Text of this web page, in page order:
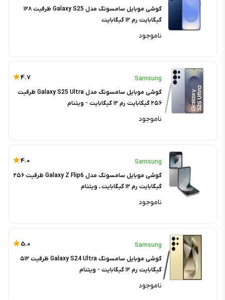
گوشی موبایل سامسونگ مدل Galaxy S25 ظرفیت ۱۲۸
گیگابایت رم ۱۲ گیگابایت
ناموجود
Samsung
4.7
گوشی موبایل سامسونگ مدل Galaxy S25 Ultra ظرفیت
۲۵۶ گیگابایت رم ۱۲ گیگابایت - ویتنام
ناموجود
Samsung
4.0
گوشی موبایل سامسونگ مدل Galaxy Z Flip6 ظرفیت ۲۵۶
گیگابایت رم ۱۲ گیگابایت ـ ویتنام
ناموجود
Samsung
5.0
گوشی موبایل سامسونگ Galaxy S24 Ultra ظرفیت ۵۱۲
گیگابایت رم ۱۲ گیگابایت - ویتنام
ناموجود